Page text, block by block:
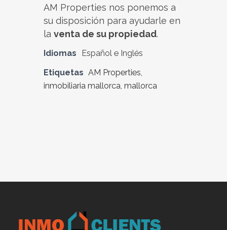
AM Properties nos ponemos a
su disposición para ayudarle en
la venta de su propiedad.
Idiomas
Español e Inglés
Etiquetas AM Properties,
inmobiliaria mallorca, mallorca